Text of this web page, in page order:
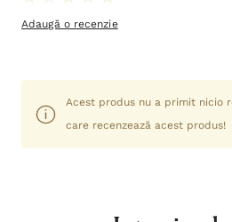
Adaugă o recenzie
Acest produs nu a primit nicio
care recenzează acest produs!